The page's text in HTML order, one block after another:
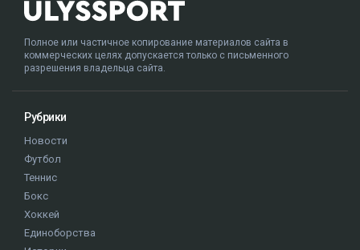
Полное или частичное копирование материалов сайта в
коммерческих целях допускается только с письменного
разрешения владельца сайта.
Рубрики
Новости
Футбол
Теннис
Бокс
Хоккей
Единоборства